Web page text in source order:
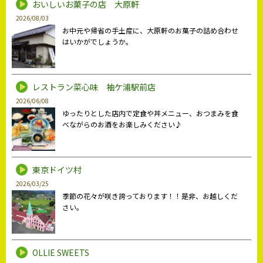
おいしいお菓子の店 大原軒
2026/08/03
お中元や帰省の手土産に、大原軒のお菓子の詰め合わせ
はいかがでしょうか。
レストラン菜心味 袖ケ浦駅前店
2026/06/08
ゆったりとした店内で定食や丼メニュー、おつまみを食
べながらのお酒をお楽しみください♪
東京ドイツ村
2026/03/25
季節の花々が咲き誇っております！！是非、お越しくだ
さい。
OLLIE SWEETS